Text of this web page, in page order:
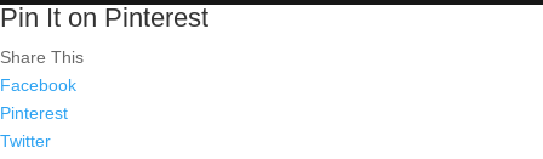
Pin It on Pinterest
Share This
Facebook
Pinterest
Twitter